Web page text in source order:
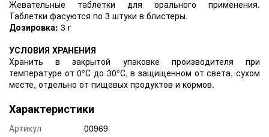
Жевательные таблетки для орального применения.
Таблетки фасуются по 3 штуки в блистеры.
Дозировка: 3 г
УСЛОВИЯ ХРАНЕНИЯ
Хранить в закрытой упаковке производителя при
температуре от 0°С до 30°С, в защищенном от света, сухом
месте, отдельно от пищевых продуктов и кормов.
Характеристики
Артикул
00969